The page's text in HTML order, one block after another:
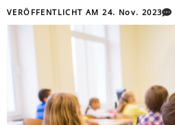
VERÖFFENTLICHT AM24. Nov. 2023